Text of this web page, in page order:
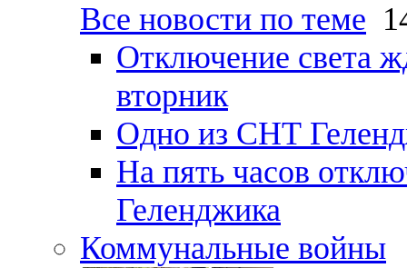
Все новости по теме
Отключение света
вторник
Одно из СНТ
На пять часов
Геленджика
Коммунальные войны